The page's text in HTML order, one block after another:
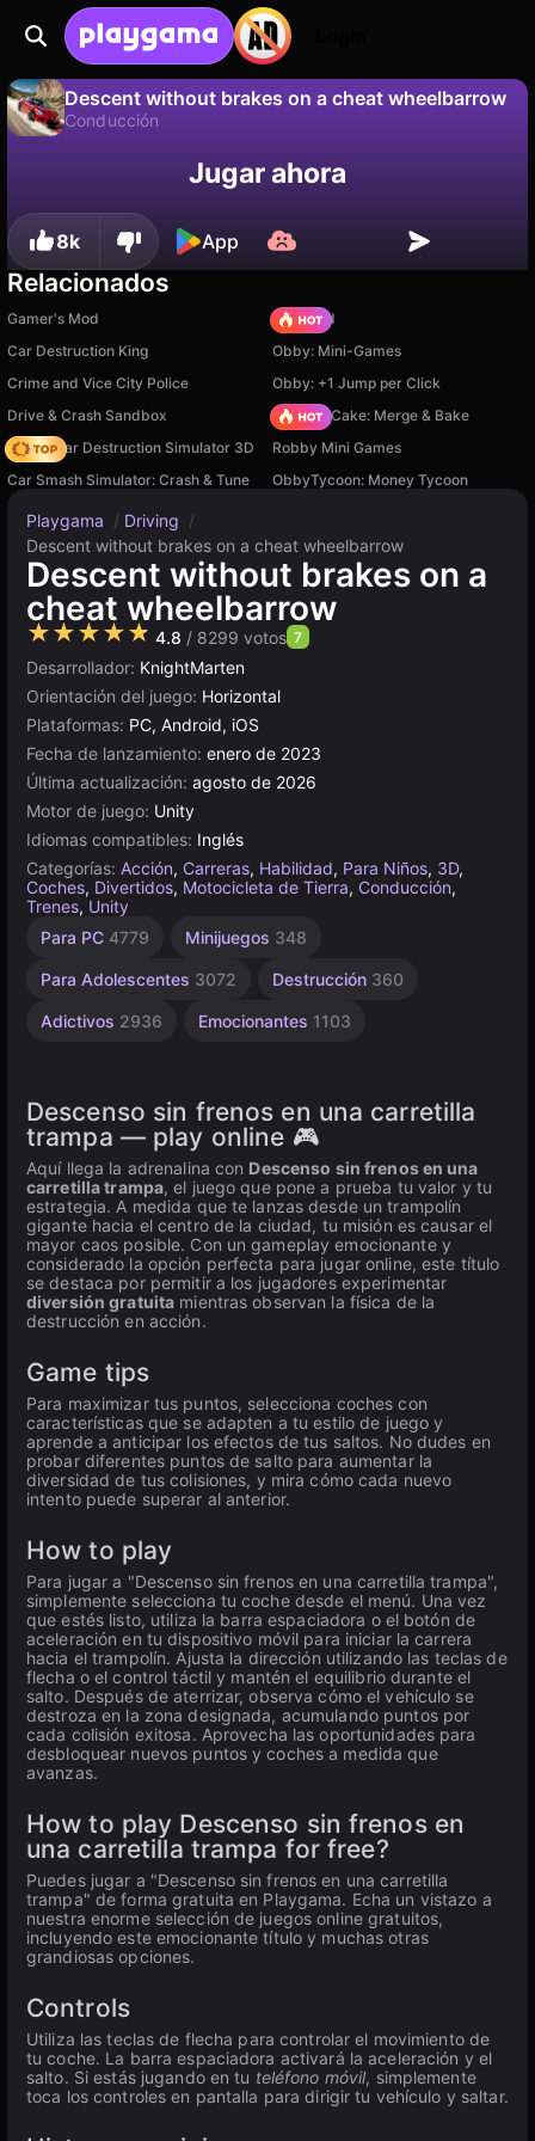
Descent without brakes on a cheat wheelbarrow
Conducción
¡Guarda el progreso!Jugar ahora
8k App
Relacionados
Gamer's Mod
TB World
Car Destruction King
Obby: Mini-Games
Crime and Vice City Police
Obby: +1 Jump per Click
Drive & Crash Sandbox
Piece of Cake: Merge & Bake
Online Car Destruction Simulator 3D
Robby Mini Games
Car Smash Simulator: Crash & Tune
ObbyTycoon: Money Tycoon
Playgama / Driving /
Descent without brakes on a cheat wheelbarrow
Descent without brakes on a
cheat wheelbarrow
★★★★★ 4.8 / 8299 votos 7
Desarrollador: KnightMarten
Orientación del juego: Horizontal
Plataformas: PC, Android, iOS
Fecha de lanzamiento: enero de 2023
Última actualización: agosto de 2026
Motor de juego: Unity
Idiomas compatibles: Inglés
Categorías: Acción, Carreras, Habilidad, Para Niños, 3D,
Coches, Divertidos, Motocicleta de Tierra, Conducción,
Trenes, Unity
Para PC 4779 Minijuegos 348
Para Adolescentes 3072 Destrucción 360
Adictivos 2936 Emocionantes 1103
Sin
2845
Velocidad
Accidentes
491
Escritorio
De 1
4147
Incrementales
Alta
3569
Browser
Unity
línea
Descenso sin frenos en una carretilla
trampa — play online 🎮
Aquí llega la adrenalina con Descenso sin frenos en una
carretilla trampa, el juego que pone a prueba tu valor y tu
estrategia. A medida que te lanzas desde un trampolín
gigante hacia el centro de la ciudad, tu misión es causar el
mayor caos posible. Con un gameplay emocionante y
considerado la opción perfecta para jugar online, este título
se destaca por permitir a los jugadores experimentar
diversión gratuita mientras observan la física de la
destrucción en acción.
Game tips
Para maximizar tus puntos, selecciona coches con
características que se adapten a tu estilo de juego y
aprende a anticipar los efectos de tus saltos. No dudes en
probar diferentes puntos de salto para aumentar la
diversidad de tus colisiones, y mira cómo cada nuevo
intento puede superar al anterior.
How to play
Para jugar a "Descenso sin frenos en una carretilla trampa",
simplemente selecciona tu coche desde el menú. Una vez
que estés listo, utiliza la barra espaciadora o el botón de
aceleración en tu dispositivo móvil para iniciar la carrera
hacia el trampolín. Ajusta la dirección utilizando las teclas de
flecha o el control táctil y mantén el equilibrio durante el
salto. Después de aterrizar, observa cómo el vehículo se
destroza en la zona designada, acumulando puntos por
cada colisión exitosa. Aprovecha las oportunidades para
desbloquear nuevos puntos y coches a medida que
avanzas.
How to play Descenso sin frenos en
una carretilla trampa for free?
Puedes jugar a "Descenso sin frenos en una carretilla
trampa" de forma gratuita en Playgama. Echa un vistazo a
nuestra enorme selección de juegos online gratuitos,
incluyendo este emocionante título y muchas otras
grandiosas opciones.
Controls
Utiliza las teclas de flecha para controlar el movimiento de
tu coche. La barra espaciadora activará la aceleración y el
salto. Si estás jugando en tu teléfono móvil, simplemente
toca los controles en pantalla para dirigir tu vehículo y saltar.